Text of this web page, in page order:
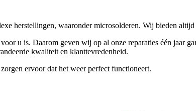
herstellingen, waaronder microsolderen. Wij bieden
u is. Daarom geven wij op al onze reparaties één jaar
kwaliteit en klanttevredenheid.
ervoor dat het weer perfect functioneert.